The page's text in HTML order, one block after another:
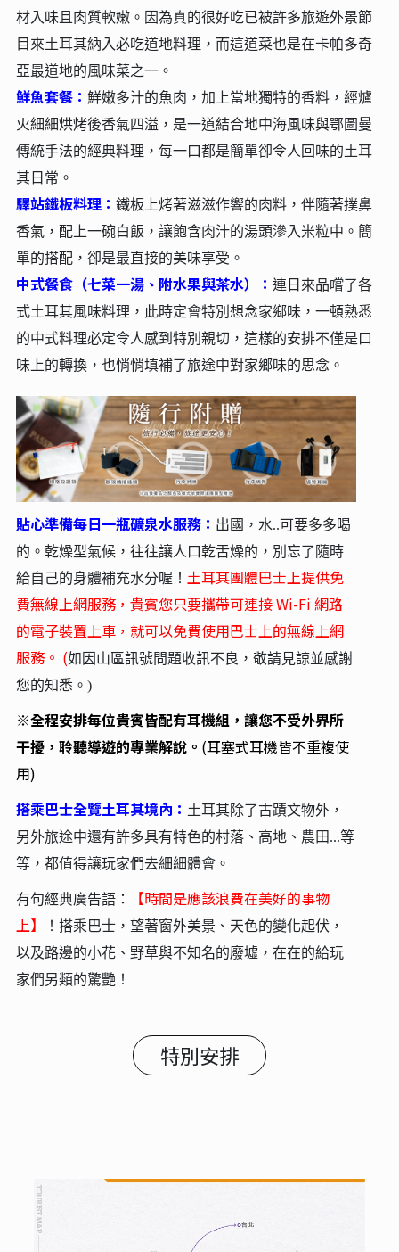
材入味且肉質軟嫩。因為真的很好吃已被許多旅遊外景節
目來土耳其納入必吃道地料理，而這道菜也是在卡帕多奇
亞最道地的風味菜之一。
鮮魚套餐： 鮮嫩多汁的魚肉，加上當地獨特的香料，經爐
火細細烘烤後香氣四溢，是一道結合地中海風味與鄂圖曼
傳統手法的經典料理，每一口都是簡單卻令人回味的土耳
其日常。
驛站鐵板料理： 鐵板上烤著滋滋作響的肉料，伴隨著撲鼻
香氣，配上一碗白飯，讓飽含肉汁的湯頭滲入米粒中。簡
單的搭配，卻是最直接的美味享受。
中式餐食（七菜一湯、附水果與茶水）： 連日來品嚐了各
式土耳其風味料理，此時定會特別想念家鄉味，一頓熟悉
的中式料理必定令人感到特別親切，這樣的安排不僅是口
味上的轉換，也悄悄填補了旅途中對家鄉味的思念。
貼心準備每日一瓶礦泉水服務： 出國，水..可要多多喝
的。乾燥型氣候，往往讓人口乾舌燥的，別忘了隨時
給自己的身體補充水分喔！ 土耳其團體巴士上提供免
費無線上網服務，貴賓您只要攜帶可連接 Wi-Fi 網路
的電子裝置上車，就可以免費使用巴士上的無線上網
服務。 (如因山區訊號問題收訊不良，敬請見諒並感謝
您的知悉。)
※全程安排每位貴賓皆配有耳機組，讓您不受外界所
干擾，聆聽導遊的專業解說。 (耳塞式耳機皆不重複使
用)
搭乘巴士全覽土耳其境內： 土耳其除了古蹟文物外，
另外旅途中還有許多具有特色的村落、高地、農田...等
等，都值得讓玩家們去細細體會。
有句經典廣告語：
【時間是應該浪費在美好的事物
上】
！搭乘巴士，望著窗外美景、天色的變化起伏，
以及路邊的小花、野草與不知名的廢墟，在在的給玩
家們另類的驚艷！
特別安排